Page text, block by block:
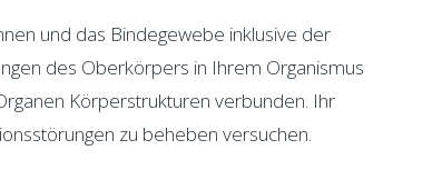
und das Bindegewebe inklusive der
des Oberkörpers in Ihrem Organismus
Körperstrukturen verbunden. Ihr
zu beheben versuchen.